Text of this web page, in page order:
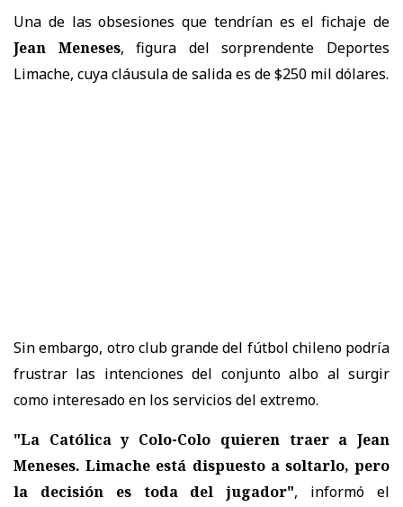
Una de las obsesiones que tendrían es el fichaje de
Jean Meneses, figura del sorprendente Deportes
Limache, cuya cláusula de salida es de $250 mil dólares.
Sin embargo, otro club grande del fútbol chileno podría
frustrar las intenciones del conjunto albo al surgir
como interesado en los servicios del extremo.
"La Católica y Colo-Colo quieren traer a Jean
Meneses. Limache está dispuesto a soltarlo, pero
la decisión es toda del jugador", informó el